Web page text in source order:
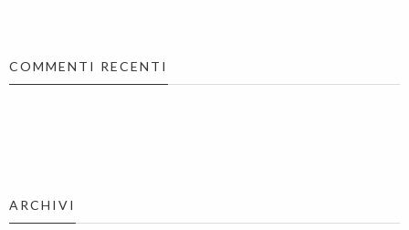
COMMENTI RECENTI
ARCHIVI